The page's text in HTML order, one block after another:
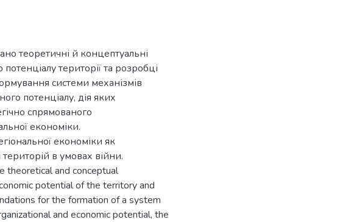
теоретичні й концептуальні
території та розробці
системи механізмів
потенціалу, дія яких
спрямованого
економіки.
економіки як
в умовах війни.
theoretical and conceptual
potential of the territory and
for the formation of a system
and economic potential, the